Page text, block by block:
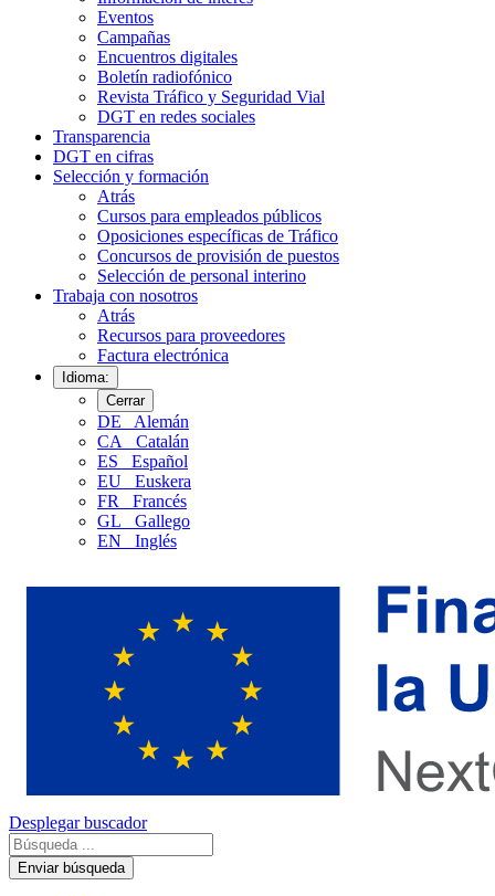
Eventos
Campañas
Encuentros digitales
Boletín radiofónico
Revista Tráfico y Seguridad Vial
DGT en redes sociales
Transparencia
DGT en cifras
Selección y formación
Atrás
Cursos para empleados públicos
Oposiciones específicas de Tráfico
Concursos de provisión de puestos
Selección de personal interino
Trabaja con nosotros
Atrás
Recursos para proveedores
Factura electrónica
Idioma:
Cerrar
DE
Alemán
CA
Catalán
ES
Español
EU
Euskera
FR
Francés
GL
Gallego
EN
Inglés
Desplegar buscador
Enviar búsqueda